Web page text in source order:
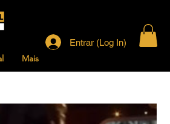
Mais
Entrar (Log In)